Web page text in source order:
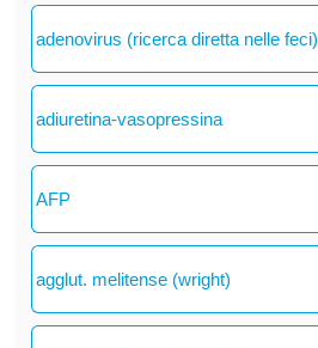
adenovirus (ricerca diretta nelle feci)
adiuretina-vasopressina
AFP
agglut. melitense (wright)